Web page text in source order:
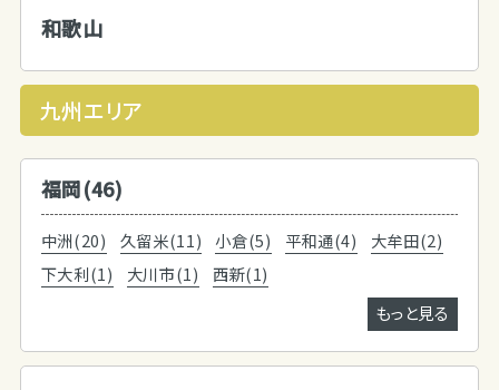
和歌山
九州エリア
福岡(46)
中洲(20) 久留米(11) 小倉(5) 平和通(4)
大牟田(2)
下大利(1)
大川市(1)
西新(1)
もっと見る